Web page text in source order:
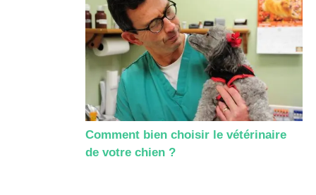
Comment bien choisir le vétérinaire
de votre chien ?